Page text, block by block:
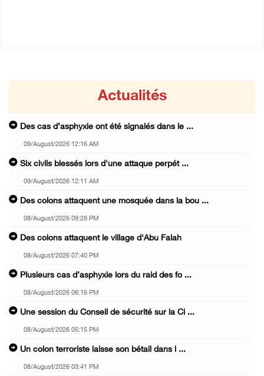
Actualités
Des cas d’asphyxie ont été signalés dans le ...
09/August/2026 12:16 AM
Six civils blessés lors d'une attaque perpét ...
09/August/2026 12:11 AM
Des colons attaquent une mosquée dans la bou ...
08/August/2026 09:28 PM
Des colons attaquent le village d'Abu Falah
08/August/2026 07:40 PM
Plusieurs cas d’asphyxie lors du raid des fo ...
08/August/2026 06:16 PM
Une session du Conseil de sécurité sur la Ci ...
08/August/2026 05:15 PM
Un colon terroriste laisse son bétail dans l ...
08/August/2026 03:41 PM